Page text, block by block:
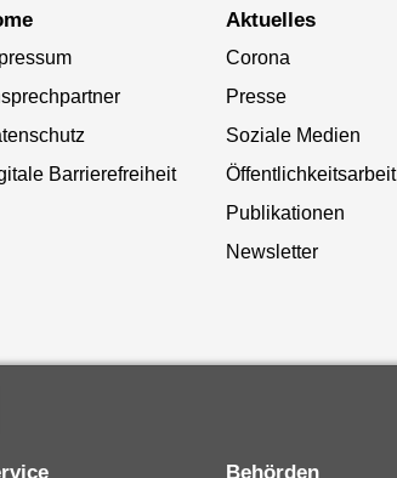
Barrierefreiheit
Aktuelles
Corona
Presse
Soziale Medien
Öffentlichkeitsarbeit
Publikationen
Newsletter
Behörden